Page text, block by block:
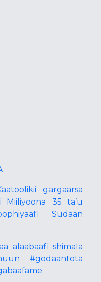
gargaarsa
Miiliyoona 35 ta’u
Sudaan
alaabaafi shimala
#godaantota